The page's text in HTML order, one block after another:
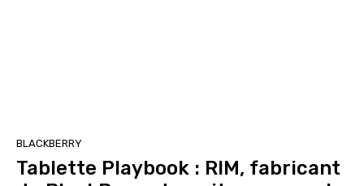
BLACKBERRY
Tablette Playbook : RIM, fabricant